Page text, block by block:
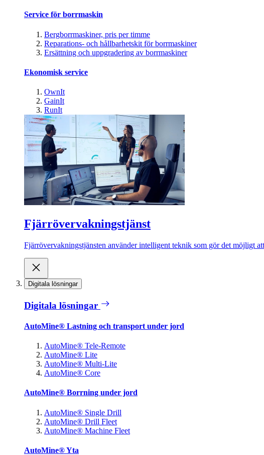
Service för borrmaskin
Bergborrmaskiner, pris per timme
Reparations- och hållbarhetskit för borrmaskiner
Ersättning och uppgradering av borrmaskiner
Ekonomisk service
OwnIt
GainIt
RunIt
Fjärrövervakningstjänst
Fjärrövervakningstjänsten använder intelligent teknik som gör det möjligt
Digitala lösningar
Digitala lösningar
AutoMine® Lastning och transport under jord
AutoMine® Tele-Remote
AutoMine® Lite
AutoMine® Multi-Lite
AutoMine® Core
AutoMine® Borrning under jord
AutoMine® Single Drill
AutoMine® Drill Fleet
AutoMine® Machine Fleet
AutoMine® Yta